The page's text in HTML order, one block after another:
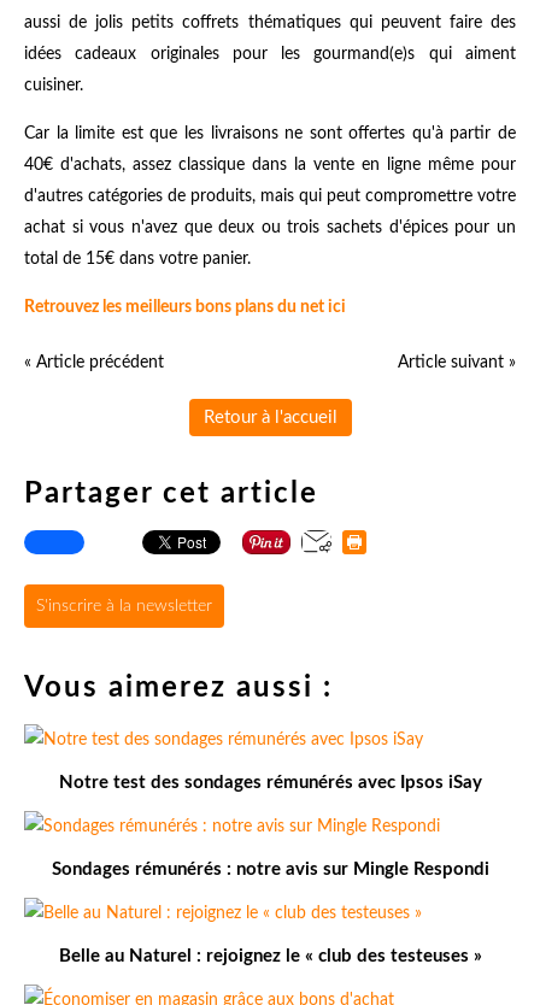
aussi de jolis petits coffrets thématiques qui peuvent faire des
idées cadeaux originales pour les gourmand(e)s qui aiment
cuisiner.
Car la limite est que les livraisons ne sont offertes qu'à partir de
40€ d'achats, assez classique dans la vente en ligne même pour
d'autres catégories de produits, mais qui peut compromettre votre
achat si vous n'avez que deux ou trois sachets d'épices pour un
total de 15€ dans votre panier.
Retrouvez les meilleurs bons plans du net ici
« Article précédent Article suivant »
Retour à l'accueil
Partager cet article
S'inscrire à la newsletter
Vous aimerez aussi :
Notre test des sondages rémunérés avec Ipsos iSay
Sondages rémunérés : notre avis sur Mingle Respondi
Belle au Naturel : rejoignez le « club des testeuses »